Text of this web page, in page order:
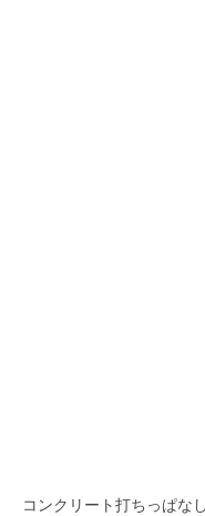
コンクリート打ちっぱな